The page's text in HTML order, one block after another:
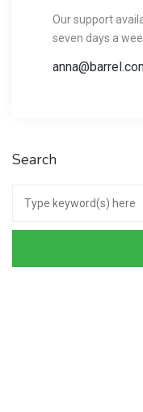
Our support
seven days a
Search